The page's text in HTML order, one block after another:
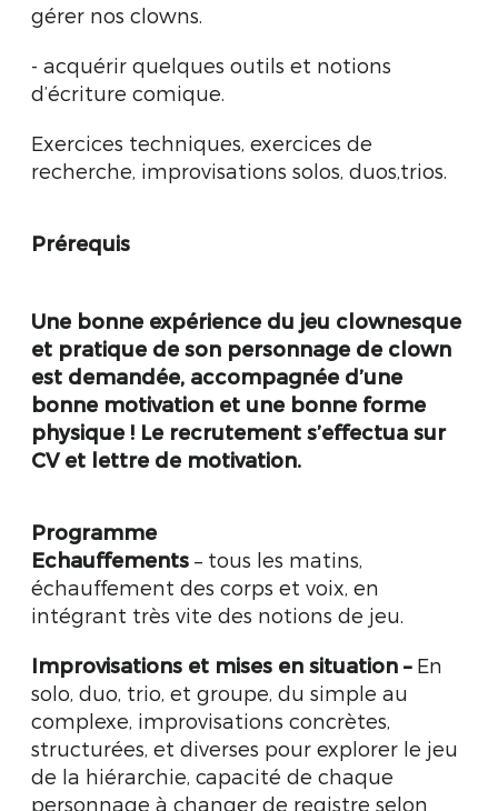
gérer nos clowns.
- acquérir quelques outils et notions
d’écriture comique.
Exercices techniques, exercices de
recherche, improvisations solos, duos,trios.
Prérequis
Une bonne expérience du jeu clownesque
et pratique de son personnage de clown
est demandée, accompagnée d’une
bonne motivation et une bonne forme
physique ! Le recrutement s’effectua sur
CV et lettre de motivation.
Programme
Echauffements – tous les matins,
échauffement des corps et voix, en
intégrant très vite des notions de jeu.
Improvisations et mises en situation – En
solo, duo, trio, et groupe, du simple au
complexe, improvisations concrètes,
structurées, et diverses pour explorer le jeu
de la hiérarchie, capacité de chaque
personnage à changer de registre selon